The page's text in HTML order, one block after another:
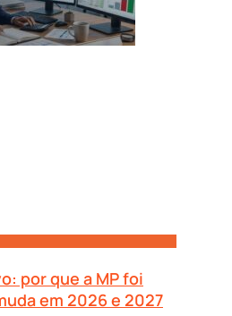
por que a MP foi
em 2026 e 2027